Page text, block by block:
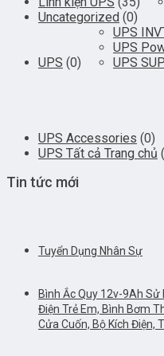
Uncategorized (0)
UPS (0)
UPS
UPS
UPS
UPS Accessories (0)
UPS Tất cả Trang chủ
Tin tức mới
Tuyển Dụng Nhân Sự
Bình Ắc Quy 12v-9Ah Sử
Điện Trẻ Em, Bình Bơm
Cửa Cuốn, Bộ Kích Điện,